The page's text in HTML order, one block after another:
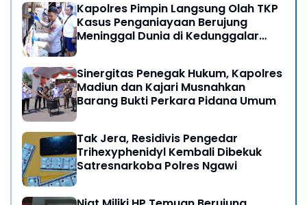
Kapolres Pimpin Langsung Olah TKP
Kasus Penganiayaan Berujung
Meninggal Dunia di Kedunggalar
Sinergitas Penegak Hukum, Kapolres
Madiun dan Kajari Musnahkan
Barang Bukti Perkara Pidana Umum
Tak Jera, Residivis Pengedar
Trihexyphenidyl Kembali Dibekuk
Satresnarkoba Polres Ngawi